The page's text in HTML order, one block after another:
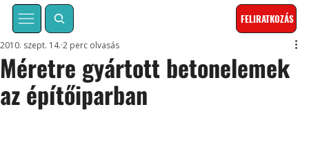
FELIRATKOZÁS
Méretre gyártott betonelemek
az építőiparban
2010. szept. 14. 2 perc olvasás